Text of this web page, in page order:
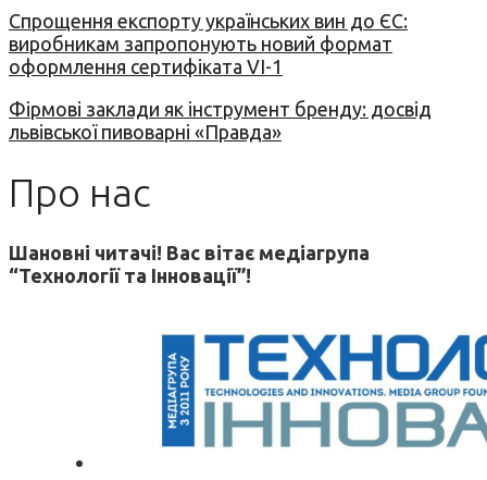
Спрощення експорту українських вин до ЄС:
виробникам запропонують новий формат
оформлення сертифіката VI-1
Фірмові заклади як інструмент бренду: досвід
львівської пивоварні «Правда»
Про нас
Шановні читачі! Вас вітає медіагрупа
“Технології та Інновації”!